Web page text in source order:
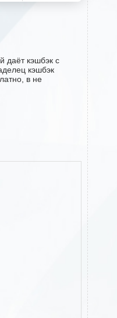
даёт кэшбэк с
кэшбэк
в не